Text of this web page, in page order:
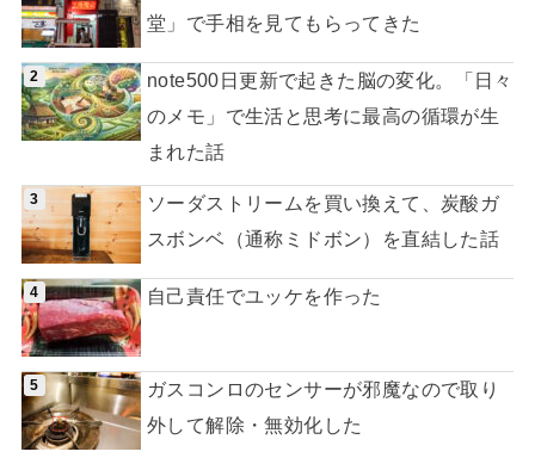
堂」で手相を見てもらってきた
note500日更新で起きた脳の変化。「日々
のメモ」で生活と思考に最高の循環が生
まれた話
ソーダストリームを買い換えて、炭酸ガ
スボンベ（通称ミドボン）を直結した話
自己責任でユッケを作った
ガスコンロのセンサーが邪魔なので取り
外して解除・無効化した